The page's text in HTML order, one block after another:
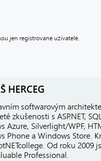
jen registrované uživatelé.
HERCEG
softwarovým
zkušenosti s ASP.NET,
Azure, Silverlight/WPF,
Phone a Windows Store.
Od roku 2009
Professional.